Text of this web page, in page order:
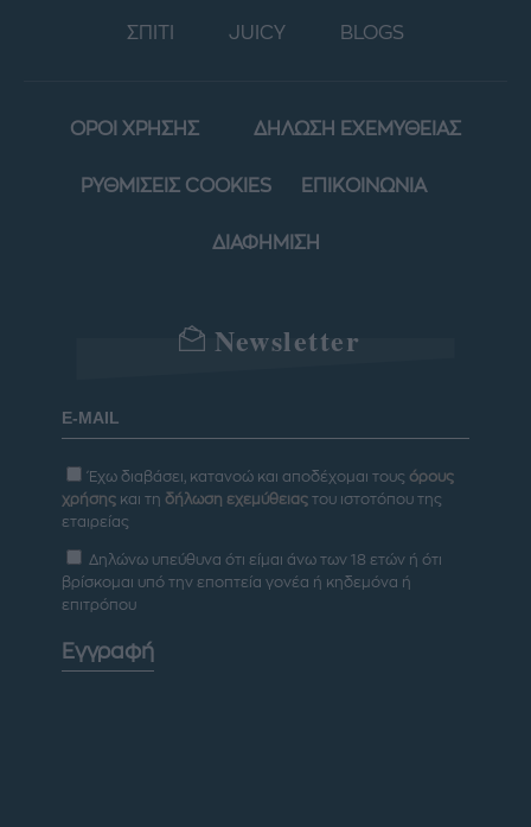
ΣΠΙΤΙ JUICY BLOGS
ΟΡΟΙ ΧΡΗΣΗΣ ΔΗΛΩΣΗ ΕΧΕΜΥΘΕΙΑΣ
ΡΥΘΜΙΣΕΙΣ COOKIES ΕΠΙΚΟΙΝΩΝΙΑ
ΔΙΑΦΗΜΙΣΗ
Newsletter
Έχω διαβάσει, κατανοώ και αποδέχομαι τους όρους
χρήσης και τη δήλωση εχεμύθειας του ιστοτόπου της
εταιρείας
Δηλώνω υπεύθυνα ότι είμαι άνω των 18 ετών ή ότι
βρίσκομαι υπό την εποπτεία γονέα ή κηδεμόνα ή
επιτρόπου
Εγγραφή